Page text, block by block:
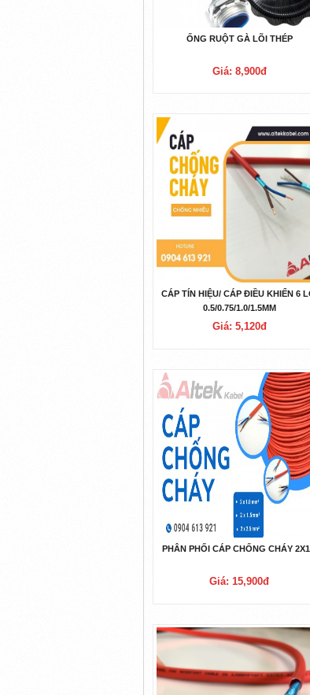
ỐNG RUỘT GÀ LÕI THÉP
Giá: 8,900đ
CÁP TÍN HIỆU/ CÁP ĐIỀU KHIỂN 6
0.5/0.75/1.0/1.5MM
Giá: 5,120đ
PHÂN PHỐI CÁP CHỐNG CHÁY
Giá: 15,900đ